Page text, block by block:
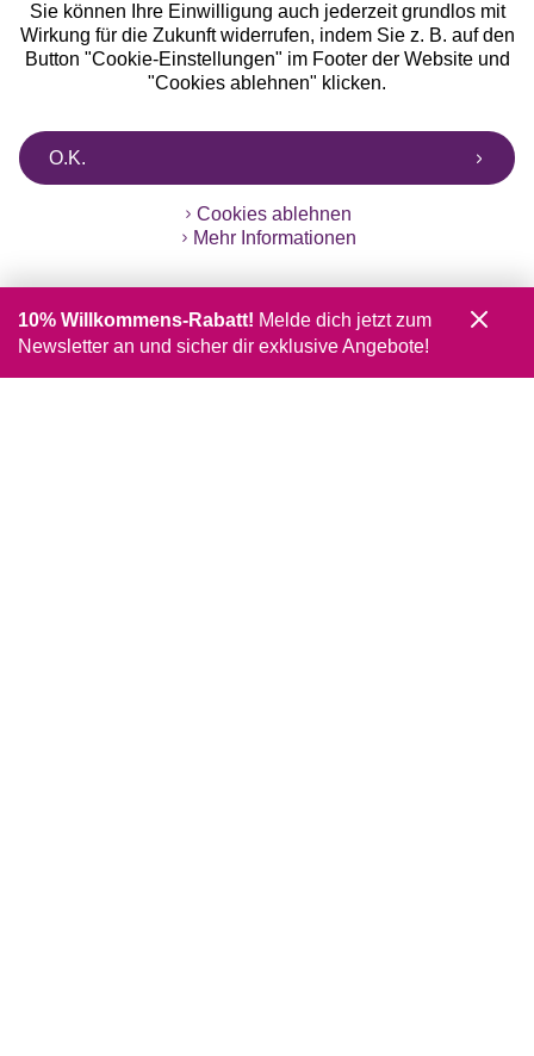
Sie können Ihre Einwilligung auch jederzeit grundlos mit
Wirkung für die Zukunft widerrufen, indem Sie z. B. auf den
Button "Cookie-Einstellungen" im Footer der Website und
"Cookies ablehnen" klicken.
O.K.
Cookies ablehnen
Mehr Informationen
10% Willkommens-Rabatt! Melde dich jetzt zum
Newsletter an und sicher dir exklusive Angebote!